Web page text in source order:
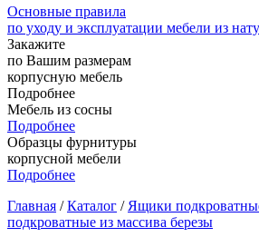
Основные правила
по уходу и эксплуатации мебели из
Закажите
по Вашим размерам
корпусную мебель
Подробнее
Мебель из сосны
Подробнее
Образцы фурнитуры
корпусной мебели
Подробнее
Главная /Каталог / Ящики
подкроватные из массива березы